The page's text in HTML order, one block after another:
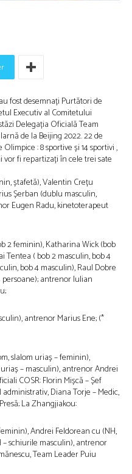
fost desemnați Purtători de
Executiv al Comitetului
Delegația Oficială Team
de la Beijing 2022. 22 de
: 8 sportive și 14 sportivi ,
vor fi repartizați în cele trei sate
ștafetă), Valentin Crețu
Șerban (dublu masculin,
Eugen Radu, kinetoterapeut
2 feminin), Katharina Wick (bob
Tentea ( bob 2 masculin, bob 4
bob 4 masculin), Raul Dobre
persoane); antrenor Iulian
antrenor Marius Ene; (*
slalom uriaș – feminin),
– masculin), antrenor Andrei
COSR: Florin Mișcă – Șef
Diana Torje – Medic,
La Zhangjiakou:
Andrei Feldorean cu (NH,
– schiurile masculin), antrenor
Team Leader Puiu